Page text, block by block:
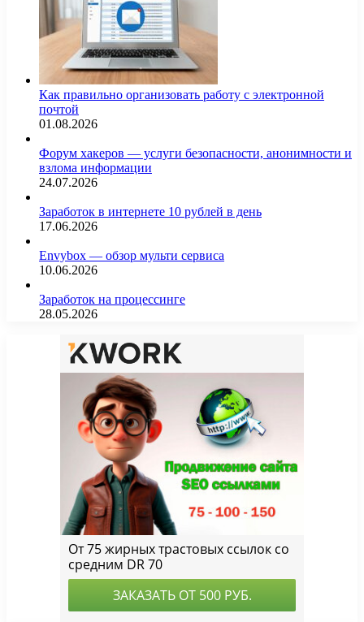
Как правильно организовать работу с электронной
почтой
01.08.2026
Форум хакеров — услуги безопасности, анонимности и
взлома информации
24.07.2026
Заработок в интернете 10 рублей в день
17.06.2026
Envybox — обзор мульти сервиса
10.06.2026
Заработок на процессинге
28.05.2026